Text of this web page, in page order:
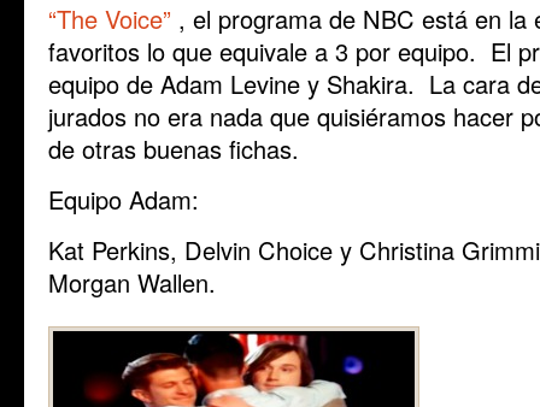
“The Voice” , el programa de NBC está en la
favoritos lo que equivale a 3 por equipo. El
equipo de Adam Levine y Shakira. La cara
jurados no era nada que quisiéramos hacer
de otras buenas fichas.
Equipo Adam:
Kat Perkins, Delvin Choice y Christina
Morgan Wallen.